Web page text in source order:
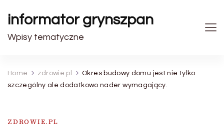
informator grynszpan
Wpisy tematyczne
Home zdrowie.pl
Okres budowy domu jest nie tylko
szczególny ale dodatkowo nader wymagający.
ZDROWIE.PL